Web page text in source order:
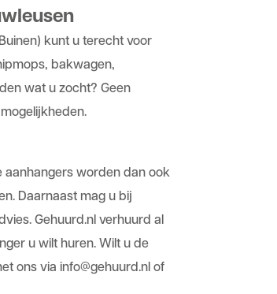
kunt u terecht voor
bakwagen,
wat u zocht? Geen
aanhangers worden dan ook
Daarnaast mag u bij
Gehuurd.nl verhuurd al
u wilt huren. Wilt u de
ons via info@gehuurd.nl of